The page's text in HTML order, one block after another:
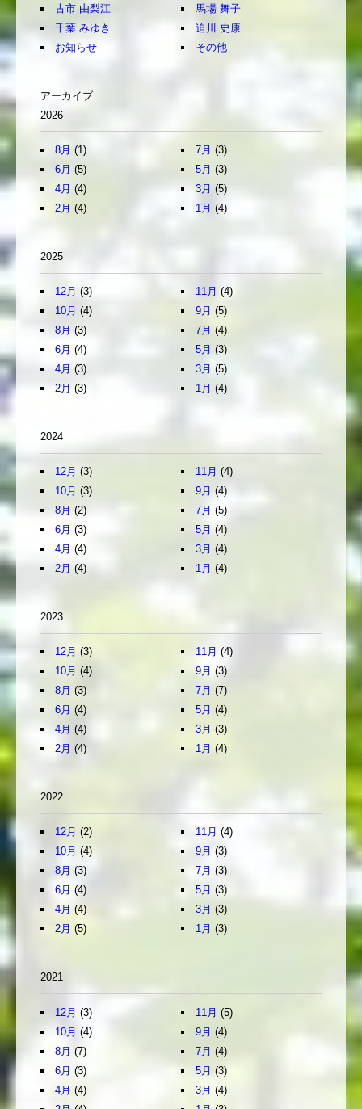
古市 由梨江
馬場 舞子
千葉 みゆき
迫川 史康
お知らせ
その他
アーカイブ
2026
8月 (1) 7月 (3)
6月 (5) 5月 (3)
4月 (4) 3月 (5)
2月 (4) 1月 (4)
2025
12月 (3) 11月 (4)
10月 (4) 9月 (5)
8月 (3) 7月 (4)
6月 (4) 5月 (3)
4月 (3) 3月 (5)
2月 (3) 1月 (4)
2024
12月 (3) 11月 (4)
10月 (3) 9月 (4)
8月 (2) 7月 (5)
6月 (3) 5月 (4)
4月 (4) 3月 (4)
2月 (4) 1月 (4)
2023
12月 (3) 11月 (4)
10月 (4) 9月 (3)
8月 (3) 7月 (7)
6月 (4) 5月 (4)
4月 (4) 3月 (3)
2月 (4) 1月 (4)
2022
12月 (2) 11月 (4)
10月 (4) 9月 (3)
8月 (3) 7月 (3)
6月 (4) 5月 (3)
4月 (4) 3月 (3)
2月 (5) 1月 (3)
2021
12月 (3) 11月 (5)
10月 (4) 9月 (4)
8月 (7) 7月 (4)
6月 (3) 5月 (3)
4月 (4) 3月 (4)